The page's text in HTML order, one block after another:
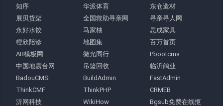
知序
华派体育
东仓造材
展贝货架
全国救助寻亲网
寻亲寻人网
永好水饺
马家柚
思成家具
橙欣陪诊
地图集
百万首页
AB模板网
微光同行
Pbootcms
中国地震台网
吊篮回收
临沂鸽业
BadouCMS
BuildAdmin
FastAdmin
ThinkCMF
ThinkPHP
CRMEB
沂网科技
WikiHow
Bgsub免费在线抠